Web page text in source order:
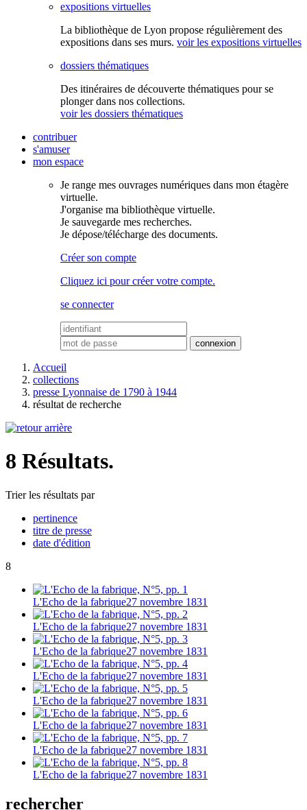
expositions virtuelles
La bibliothèque de Lyon propose régulièrement des
expositions dans ses murs. voir les expositions virtuelles
dossiers thématiques
Des itinéraires de découverte thématiques pour se
plonger dans nos collections.
voir les dossiers thématiques
contribuer
s'amuser
mon espace
Je range mes ouvrages numériques dans mon étagère
virtuelle.
J'organise ma bibliothèque virtuelle.
Je sauvegarde mes recherches.
Je dépose/télécharge des documents.
Créer son compte
Cliquez ici pour créer votre compte.
se connecter
Accueil
collections
presse Lyonnaise de 1790 à 1944
résultat de recherche
8 Résultats.
Trier les résultats par
pertinence
titre de presse
date d'édition
8
L'Echo de la fabrique27 novembre 1831
L'Echo de la fabrique27 novembre 1831
L'Echo de la fabrique27 novembre 1831
L'Echo de la fabrique27 novembre 1831
L'Echo de la fabrique27 novembre 1831
L'Echo de la fabrique27 novembre 1831
L'Echo de la fabrique27 novembre 1831
L'Echo de la fabrique27 novembre 1831
rechercher